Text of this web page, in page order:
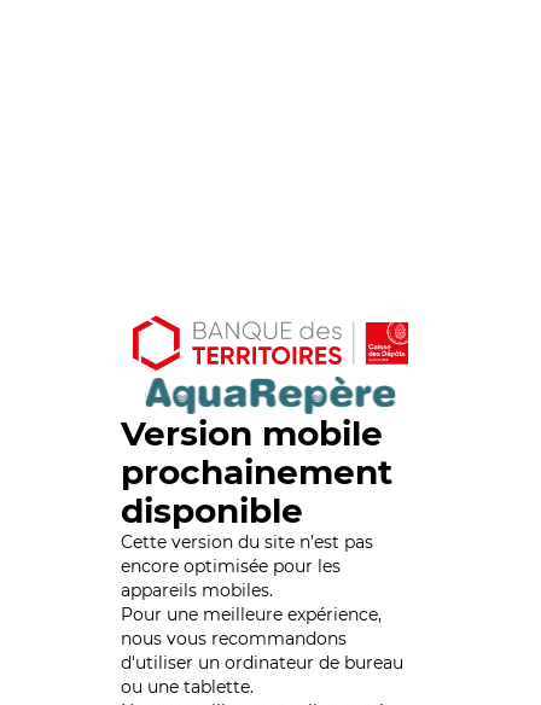
Version mobile
prochainement
disponible
Cette version du site n’est pas
encore optimisée pour les
appareils mobiles.
Pour une meilleure expérience,
nous vous recommandons
d'utiliser un ordinateur de bureau
ou une tablette.